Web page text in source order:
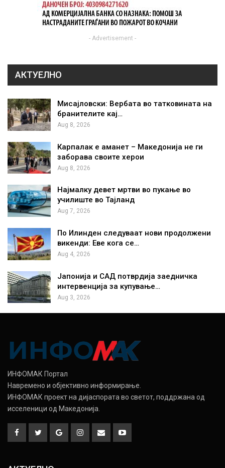
- Advertisement -
АКТУЕЛНО
Мисајловски: Вербата во татковината на
бранителите кај…
Aug 8, 2026
Карпалак е аманет – Македонија не ги
заборава своите херои
Aug 8, 2026
Најмалку девет мртви во пукање во
училиште во Тајланд
Aug 7, 2026
По Илинден следуваат нови продолжени
викенди: Еве кога се…
Aug 4, 2026
Јапонија и САД потврдија заедничка
интервенција за купување…
Aug 3, 2026
ИНФОМАК Портал
Навремено и објективно информирање.
ИНФОМАК проект на дијаспората во светот, поддржана од
исселеници од Македонија.